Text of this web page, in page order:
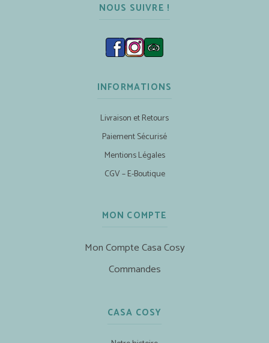
NOUS SUIVRE !
INFORMATIONS
Livraison et Retours
Paiement Sécurisé
Mentions Légales
CGV – E-Boutique
MON COMPTE
Mon Compte Casa Cosy
Commandes
CASA COSY